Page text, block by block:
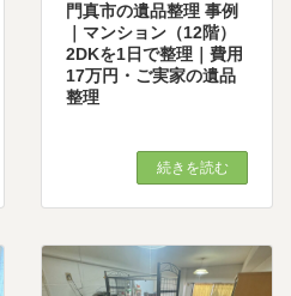
門真市の遺品整理 事例
｜マンション（12階）
2DKを1日で整理｜費用
17万円・ご実家の遺品
整理
続きを読む